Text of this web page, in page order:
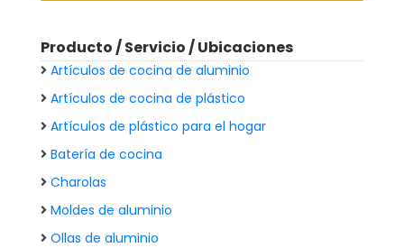
Producto / Servicio / Ubicaciones
Artículos de cocina de aluminio
Artículos de cocina de plástico
Artículos de plástico para el hogar
Batería de cocina
Charolas
Moldes de aluminio
Ollas de aluminio